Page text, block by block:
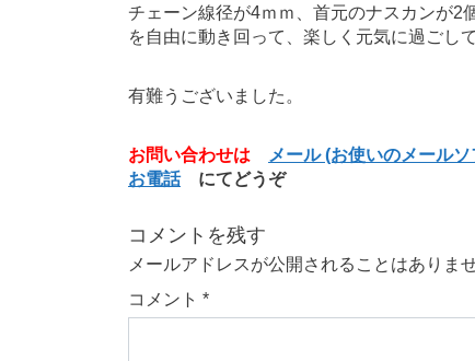
チェーン線径が4ｍｍ、首元のナスカンが2
を自由に動き回って、楽しく元気に過ごし
有難うございました。
お問い合わせは メール (お使いのメール
お電話にてどうぞ
コメントを残す
メールアドレスが公開されることはありませ
コメント *